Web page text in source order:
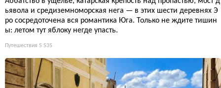
ьявола и средиземноморская нега — в этих шести деревнях Э
ро сосредоточена вся романтика Юга. Только не ждите тишин
ы: летом тут яблоку негде упасть.
Путешествия 5 535